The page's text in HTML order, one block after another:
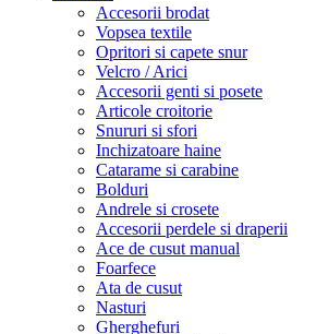
Accesorii brodat
Vopsea textile
Opritori si capete snur
Velcro / Arici
Accesorii genti si posete
Articole croitorie
Snururi si sfori
Inchizatoare haine
Catarame si carabine
Bolduri
Andrele si crosete
Accesorii perdele si draperii
Ace de cusut manual
Foarfece
Ata de cusut
Nasturi
Gherghefuri